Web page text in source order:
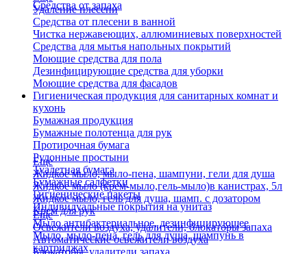
Средства от запаха
Удаление плесени
Средства от плесени в ванной
Чистка нержавеющих, аллюминиевых поверхностей
Средства для мытья напольных покрытий
Моющие средства для пола
Дезинфицирующие средства для уборки
Моющие средства для фасадов
Гигиеническая продукция для санитарных комнат и
кухонь
Бумажная продукция
Бумажные полотенца для рук
Протирочная бумага
Рулонные простыни
Туалетная бумага
Бумажные салфетки
Гигиенические пакеты
Индивидуальные покрытия на унитаз
Еще
Жидкое мыло, мыло-пена, шампуни, гели для душа
Жидкое мыло (крем-мыло,гель-мыло)в канистрах, 5л
Жидкое мыло, гель для душа, шамп. с дозатором
Крем для рук
Мыло антибактериальное, дезинфицирующее
Мыло, мыло-пена, гель для душа, шампунь в
картриджах
Еще
Освежители воздуха, удалители, блокаторы запаха
Автоматические освежители воздуха
Блокаторы, удалители запаха